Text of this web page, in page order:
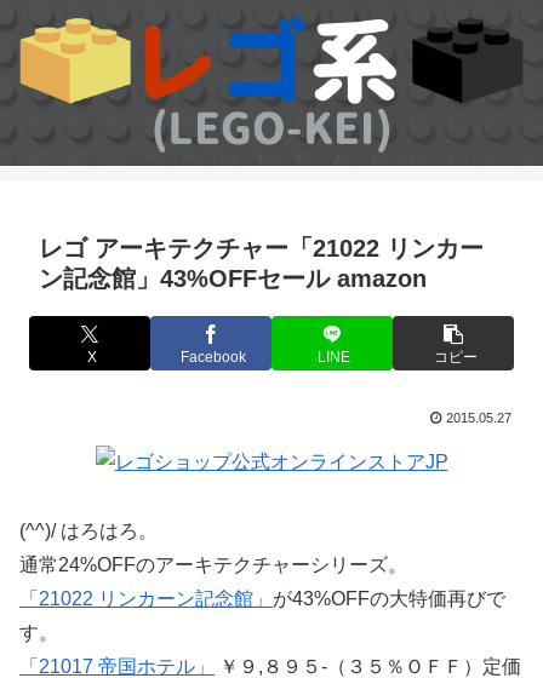
レゴ アーキテクチャー「21022 リンカー
ン記念館」43%OFFセール amazon
X Facebook LINE コピー
2015.05.27
(^^)/ はろはろ。
通常24%OFFのアーキテクチャーシリーズ。
「21022 リンカーン記念館」 が43%OFFの大特価再びで
す。
「21017 帝国ホテル」
￥９,８９５-（３５％ＯＦＦ）定価